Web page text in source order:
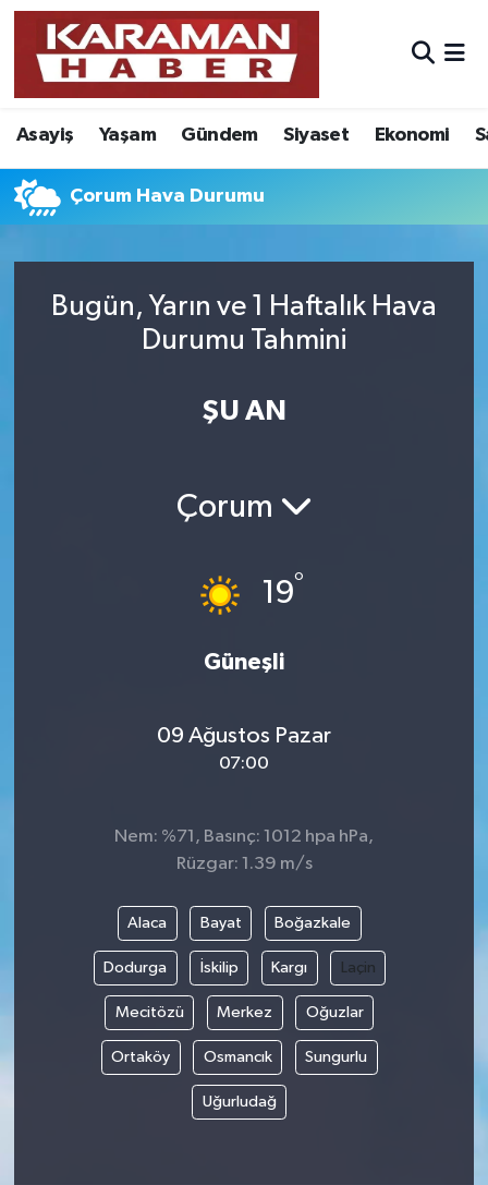
Asayiş Yaşam Gündem Siyaset Ekonomi
Çorum Hava Durumu
Bugün, Yarın ve 1 Haftalık Hava
Durumu Tahmini
ŞU AN
Çorum
19°
Güneşli
09 Ağustos Pazar
07:00
Nem: %71, Basınç: 1012 hpa hPa,
Rüzgar: 1.39 m/s
Alaca Bayat Boğazkale
Dodurga İskilip Kargı Laçin
Mecitözü Merkez Oğuzlar
Ortaköy Osmancık Sungurlu
Uğurludağ
Asayiş
Bilim - Teknoloji
Eğitim
Foto Galeri
Nöbetçi Eczaneler
Hava Durumu
Karaman Namaz Vakitleri
Süper Lig Puan Durumu ve Fikstür
Son Dakika Haberleri